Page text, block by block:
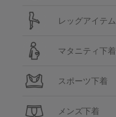
レッグアイテム
マタニティ下着
スポーツ下着
メンズ下着